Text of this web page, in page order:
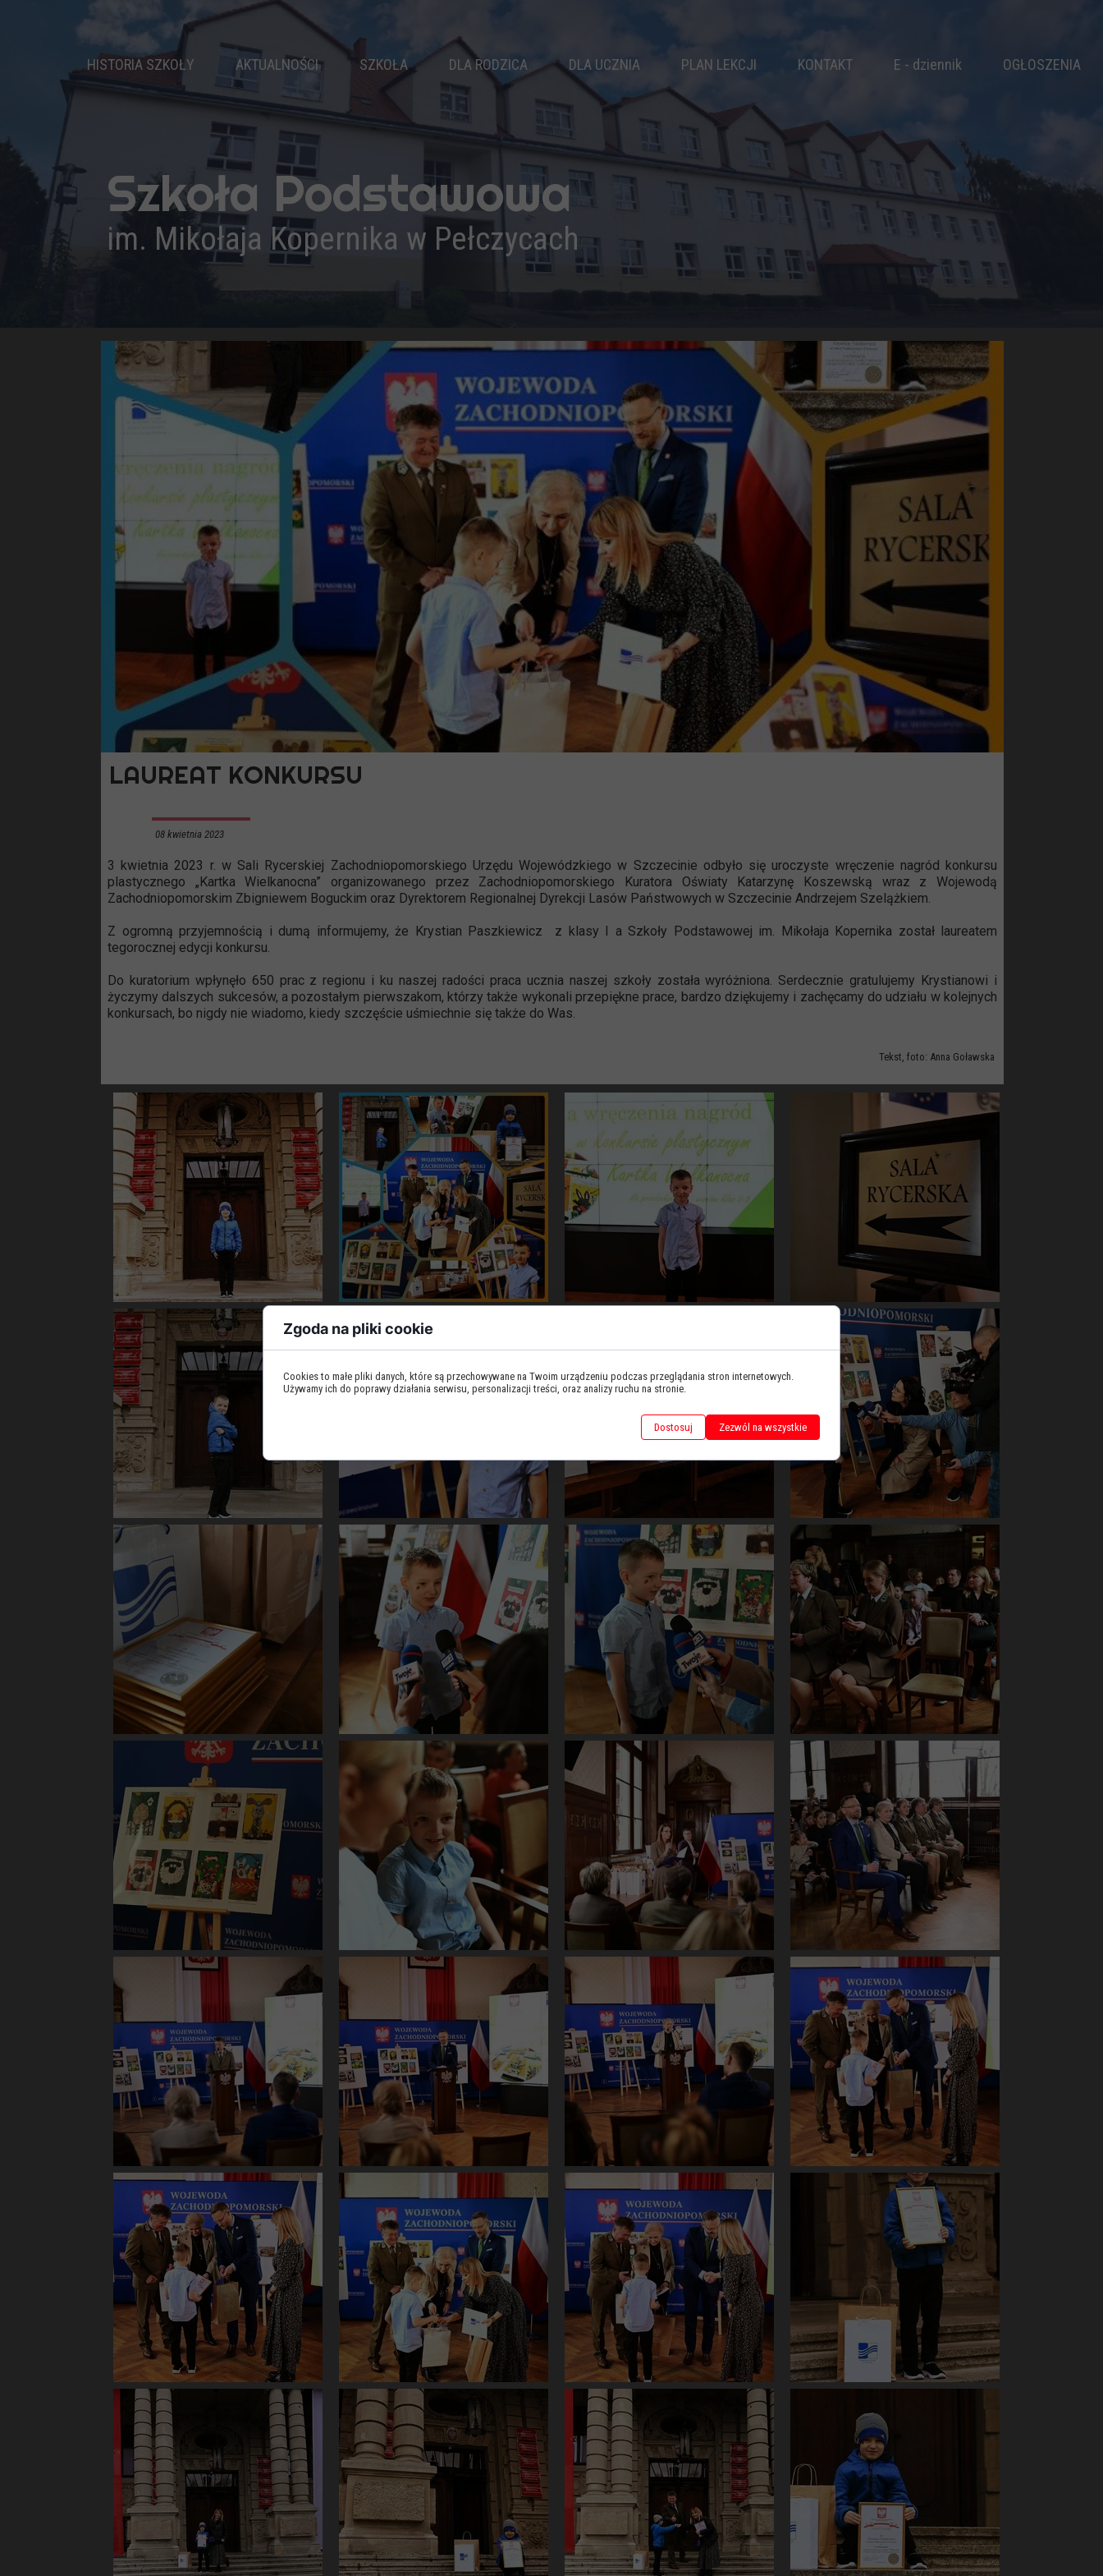
3 kwietnia 2023 r. w Sali Rycerskiej Zachodniopomorskiego Urzędu Wojewódzkiego w Szczecinie odbyło się uroczyste wręczenie nagród konkursu
plastycznego „Kartka Wielkanocna” organizowanego przez Zachodniopomorskiego Kuratora Oświaty Katarzynę Koszewską wraz z Wojewodą
Zachodniopomorskim Zbigniewem Boguckim oraz Dyrektorem Regionalnej Dyrekcji Lasów Państwowych w Szczecinie Andrzejem Szelążkiem.
Z ogromną przyjemnością i dumą informujemy, że Krystian Paszkiewicz z klasy I a Szkoły Podstawowej im. Mikołaja Kopernika został laureatem
tegorocznej edycji konkursu.
Do kuratorium wpłynęło 650 prac z regionu i ku naszej radości praca ucznia naszej szkoły została wyróżniona. Serdecznie gratulujemy Krystianowi i
życzymy dalszych sukcesów, a pozostałym pierwszakom, którzy także wykonali przepiękne prace, bardzo dziękujemy i zachęcamy do udziału w kolejnych
konkursach, bo nigdy nie wiadomo, kiedy szczęście uśmiechnie się także do Was.
Tekst, foto: Anna Goławska
HISTORIA SZKOŁY
PRYMUSI
KADRA PEDAGOGICZNA
ADMINISTRACJA I OBSŁUGA
AKTUALNOŚCI SZKOŁA
KLASY
PEDAGOG
LOGOPEDA
PSYCHOLOG
PROJEKTY
DLA RODZICA
RADA RODZICÓW
KALENDARZ ROKU
DZWONKI
ŚWIETLICA
KOMUNIKATY
REKRUTACJA
DLA UCZNIA
SAMORZĄD
KOŁA ZAINTERESOWAŃ
ZAJĘCIA SPORTOWE
ZAJĘCIA WYRÓWNAWCZE
PLAN LEKCJI KONTAKT E - dziennik OGŁOSZENIA
Szkoła Podstawowa
im. Mikołaja Kopernika w Pełczycach
08 kwietnia 2023
LAUREAT KONKURSU
Zgoda na pliki cookie
Cookies to małe pliki danych, które są przechowywane na Twoim urządzeniu podczas przeglądania stron internetowych.
Używamy ich do poprawy działania serwisu, personalizacji treści, oraz analizy ruchu na stronie.
Dostosuj Zezwól na wszystkie